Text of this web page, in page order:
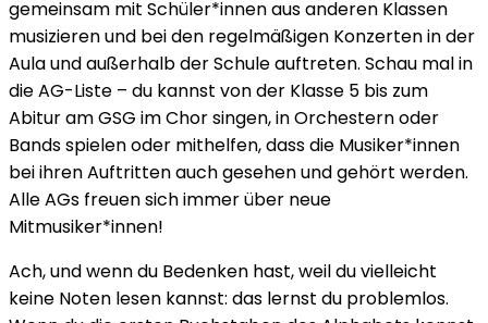
gemeinsam mit Schüler*innen aus anderen Klassen
musizieren und bei den regelmäßigen Konzerten in der
Aula und außerhalb der Schule auftreten. Schau mal in
die AG-Liste – du kannst von der Klasse 5 bis zum
Abitur am GSG im Chor singen, in Orchestern oder
Bands spielen oder mithelfen, dass die Musiker*innen
bei ihren Auftritten auch gesehen und gehört werden.
Alle AGs freuen sich immer über neue
Mitmusiker*innen!
Ach, und wenn du Bedenken hast, weil du vielleicht
keine Noten lesen kannst: das lernst du problemlos.